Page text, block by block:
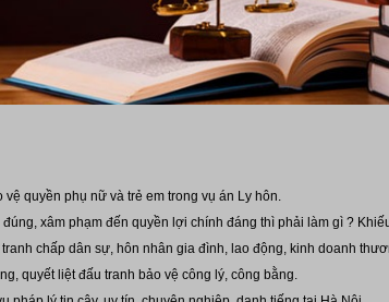
quyền phụ nữ và trẻ em trong vụ án Ly hôn.
xâm phạm đến quyền lợi chính đáng thì phải làm gì ?
chấp dân sự, hôn nhân gia đình, lao động, kinh doanh
quyết liệt đấu tranh bảo vệ công lý, công bằng.